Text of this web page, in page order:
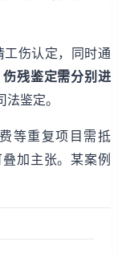
工伤认定，同时通
伤残鉴定需分别进
鉴定。
等重复项目需抵
加主张。某案例